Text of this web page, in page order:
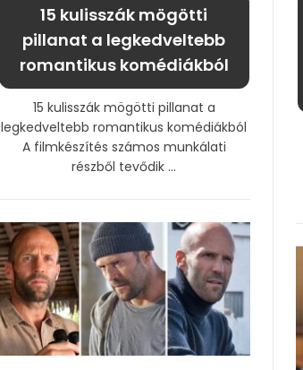
15 kulisszák mögötti
pillanat a legkedveltebb
romantikus komédiákból
15 kulisszák mögötti pillanat a
legkedveltebb romantikus komédiákból
A filmkészítés számos munkálati
részből tevődik ...